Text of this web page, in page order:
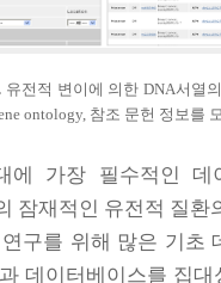
유전적 변이에 의한 DNA서열
ontology, 참조 문헌 정보를
에 가장 필수적인 데
잠재적인 유전적 질환
구를 위해 많은 기초
데이터베이스를 집